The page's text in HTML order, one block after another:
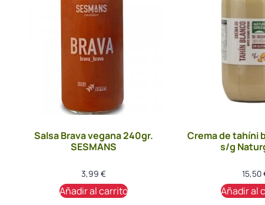
Salsa Brava vegana 240gr.
SESMANS
3,99 €
Añadir al carrito
Crema de tahíni
s/g
15,50
Añadir al